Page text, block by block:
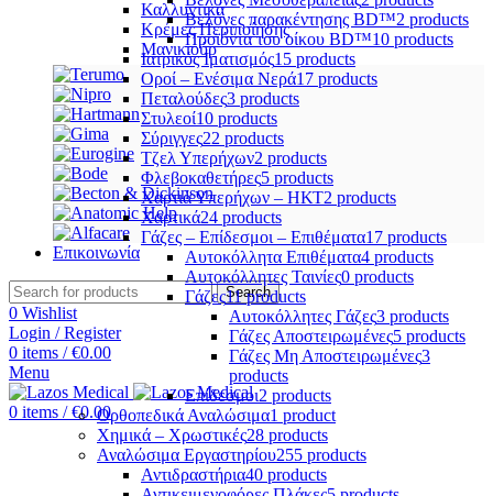
Καλλυντικά
Κρέμες Περιποίησης
Μανικιούρ
Επικοινωνία
Search
0 Wishlist
Login / Register
0 items / €0.00
Menu
0 items / €0.00
Βελόνες παρακέντησης BD™2 products
Προϊόντα του οίκου BD™10 products
Ιατρικός Ιματισμός15 products
Οροί – Ενέσιμα Νερά17 products
Πεταλούδες3 products
Στυλεοί10 products
Σύριγγες22 products
Τζελ Υπερήχων2 products
Φλεβοκαθετήρες5 products
Χαρτιά Υπερήχων – ΗΚΤ2 products
Χαρτικά24 products
Γάζες – Επίδεσμοι – Επιθέματα17 products
Αυτοκόλλητα Επιθέματα4 products
Αυτοκόλλητες Ταινίες0 products
Γάζες11 products
Αυτοκόλλητες Γάζες3 products
Γάζες Αποστειρωμένες5 products
Γάζες Μη Αποστειρωμένες3
products
Επίδεσμοι2 products
Ορθοπεδικά Αναλώσιμα1 product
Χημικά – Χρωστικές28 products
Αναλώσιμα Εργαστηρίου255 products
Αντιδραστήρια40 products